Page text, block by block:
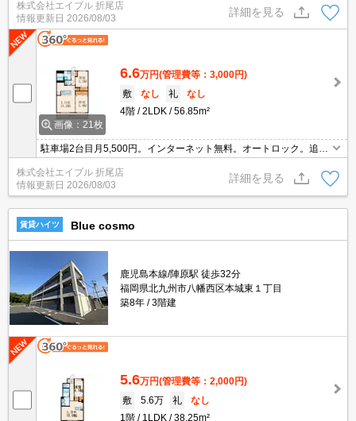
2％）。インターネット無料。敷金・礼金なし。駐車場1台分無料。
株式会社エイブル 折尾店
情報更新日 2026/08/03
詳細を見る
画像：21枚
6.6万円(管理費等：3,000円)
敷
なし 礼
なし
4階
2LDK 56.85m²
駐車場2台目月5,500円。インターネット無料。オートロック。追い
焚き機能付きバス。宅配ボックスあり。スーパーが近く(250m)買物
便利。引越指定業者あり。敷金・礼金なし。駐車場1台分無料。
株式会社エイブル 折尾店
情報更新日 2026/08/03
詳細を見る
賃貸ハイツ Blue cosmo
鹿児島本線/陣原駅 徒歩32分
福岡県北九州市八幡西区本城東１丁目
築8年
3階建
5.6万円(管理費等：2,000円)
敷
5.6万 礼
なし
1階
1LDK 38.25m²